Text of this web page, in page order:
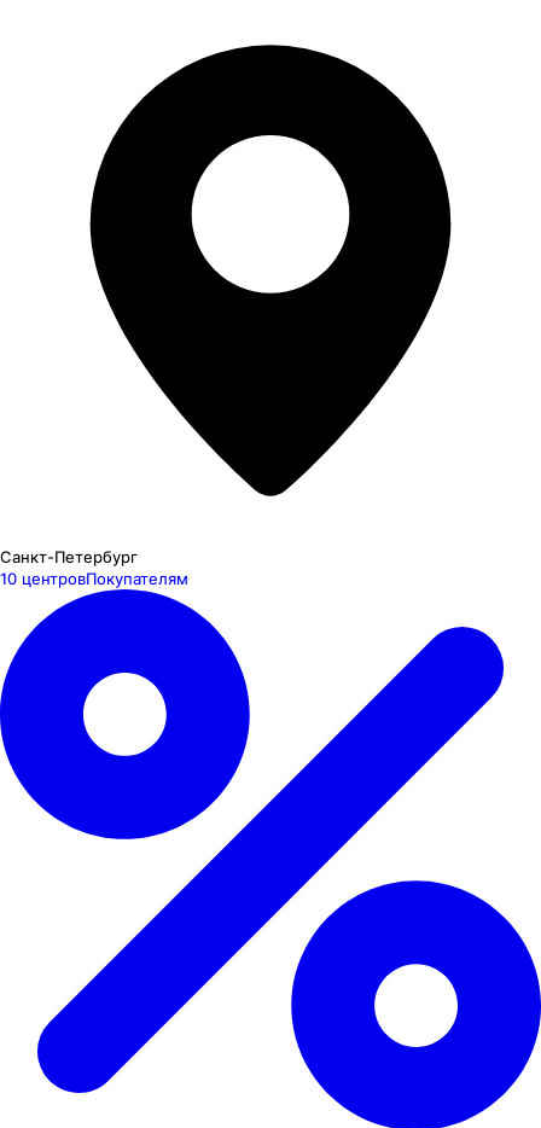
Санкт-Петербург
10 центровПокупателям